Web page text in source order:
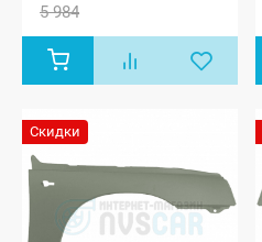
5 984
Скидки